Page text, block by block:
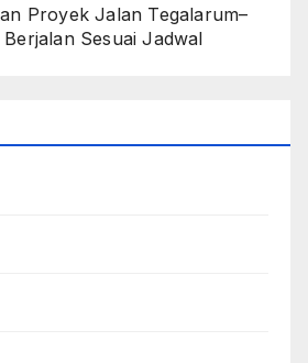
Proyek Jalan Tegalarum–
Sesuai Jadwal